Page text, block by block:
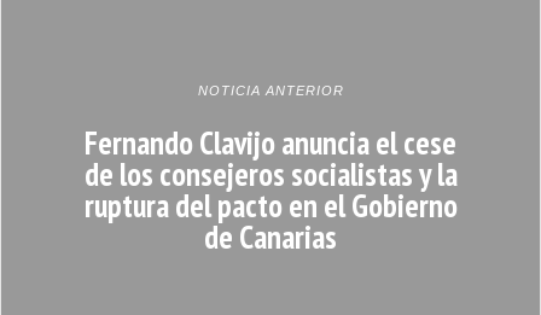
NOTICIA ANTERIOR
Fernando Clavijo anuncia el cese
de los consejeros socialistas y la
ruptura del pacto en el Gobierno
de Canarias